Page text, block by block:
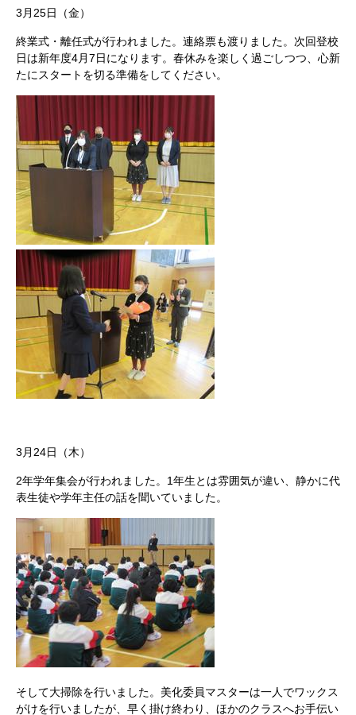
3月25日（金）
終業式・離任式が行われました。連絡票も渡りました。次回登校
日は新年度4月7日になります。春休みを楽しく過ごしつつ、心新
たにスタートを切る準備をしてください。
3月24日（木）
2年学年集会が行われました。1年生とは雰囲気が違い、静かに代
表生徒や学年主任の話を聞いていました。
そして大掃除を行いました。美化委員マスターは一人でワックス
がけを行いましたが、早く掛け終わり、ほかのクラスへお手伝い